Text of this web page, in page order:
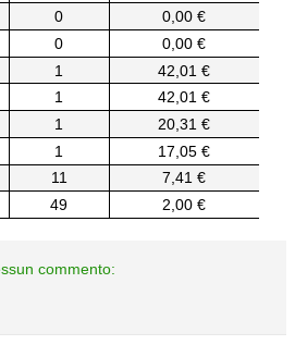
0
0,00 €
0
0,00 €
1
42,01 €
1
42,01 €
1
20,31 €
1
17,05 €
11
7,41 €
49 2,00 €
commento: